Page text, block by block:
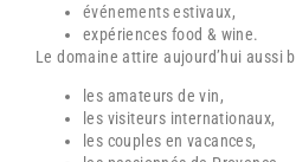
événements estivaux,
expériences food & wine.
Le domaine attire aujourd’hui aussi
les amateurs de vin,
les visiteurs internationaux,
les couples en vacances,